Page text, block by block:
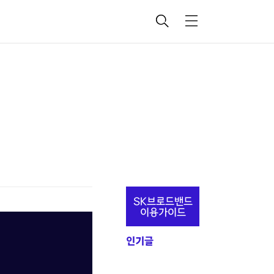
검
메
추
정
보
SK브로드밴드
이용가이드
인기글